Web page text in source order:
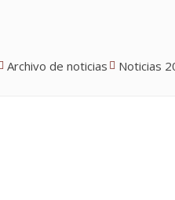
Archivo de noticias Noticias